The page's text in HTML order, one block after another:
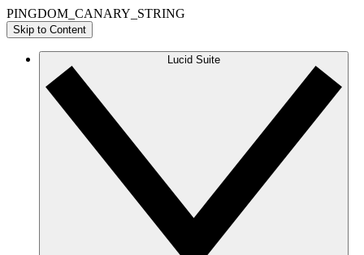
PINGDOM_CANARY_STRING
Skip to Content
Lucid Suite